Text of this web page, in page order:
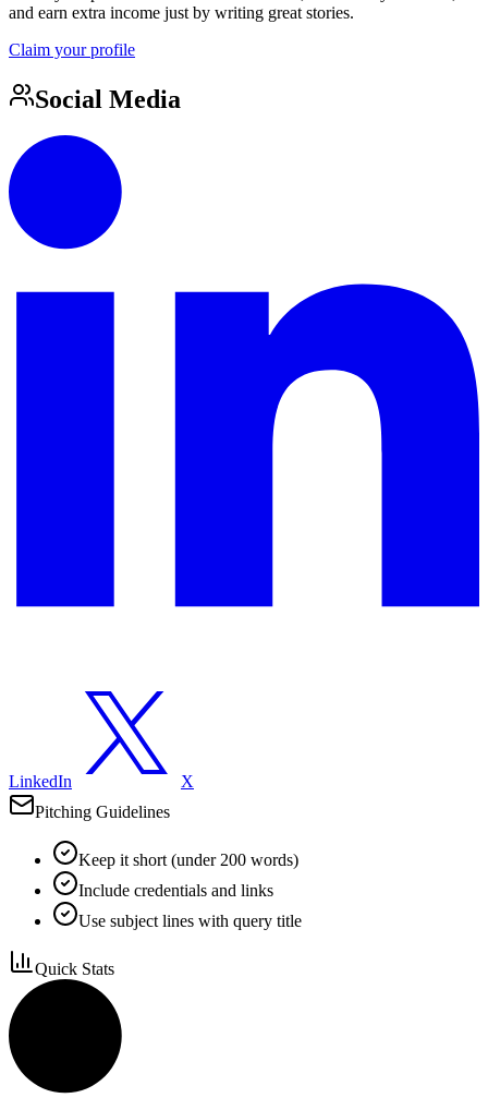
and earn extra income just by writing great stories.
Claim your profile
Social Media
LinkedIn
X
Pitching Guidelines
Keep it short (under 200 words)
Include credentials and links
Use subject lines with query title
Quick Stats